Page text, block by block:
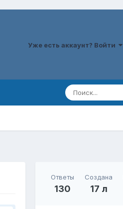
Уже есть аккаунт? Войти
Ответы
130
Создана
17 л